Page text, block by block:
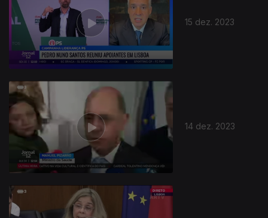
15 dez. 2023
14 dez. 2023